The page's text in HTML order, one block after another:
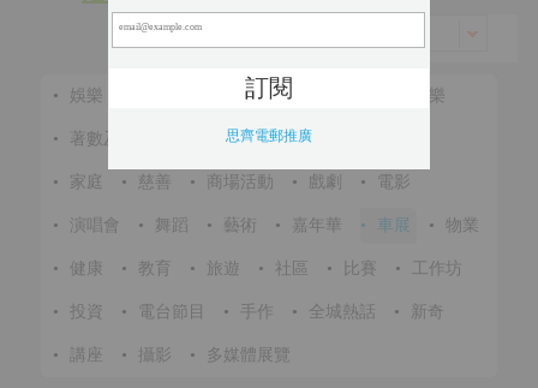
• 娛樂 • 節慶 音樂
• 著數及優惠 • 體育 •
• 家庭 • 慈善 • 商場活動 • 戲劇 • 電影
• 演唱會 • 舞蹈 • 藝術 • 嘉年華 • 車展 • 物業
• 健康 • 教育 • 旅遊 • 社區 • 比賽 • 工作坊
• 投資 • 電台節目 • 手作 • 全城熱話 • 新奇
• 講座 • 攝影 • 多媒體展覽
思齊電郵推廣